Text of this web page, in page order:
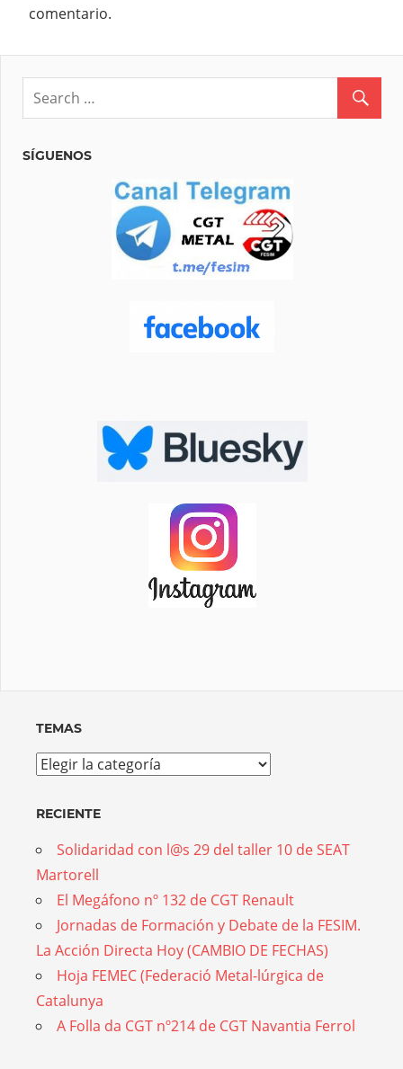
comentario.
SÍGUENOS
TEMAS
Temas
RECIENTE
Solidaridad con l@s 29 del taller 10 de SEAT
Martorell
El Megáfono nº 132 de CGT Renault
Jornadas de Formación y Debate de la FESIM.
La Acción Directa Hoy (CAMBIO DE FECHAS)
Hoja FEMEC (Federació Metal-lúrgica de
Catalunya
A Folla da CGT nº214 de CGT Navantia Ferrol